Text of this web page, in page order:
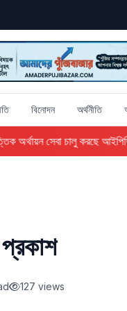
বিনোদন অর্থনীতি
অর্থায়ন সেবা চালু করছে
প্রকাশ
127 views